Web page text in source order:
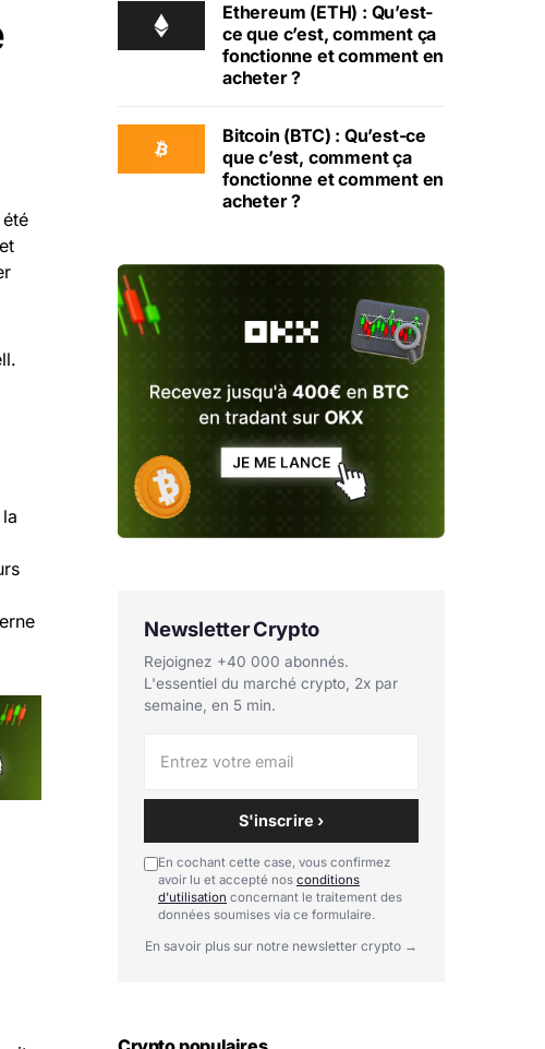
Ethereum (ETH) : Qu’est-
ce que c’est, comment ça
fonctionne et comment en
acheter ?
Bitcoin (BTC) : Qu’est-ce
que c’est, comment ça
fonctionne et comment en
acheter ?
Newsletter Crypto
Rejoignez +40 000 abonnés.
L'essentiel du marché crypto, 2x par
semaine, en 5 min.
S'inscrire ›
En cochant cette case, vous confirmez
avoir lu et accepté nos conditions
d'utilisation concernant le traitement des
données soumises via ce formulaire.
En savoir plus sur notre newsletter crypto →